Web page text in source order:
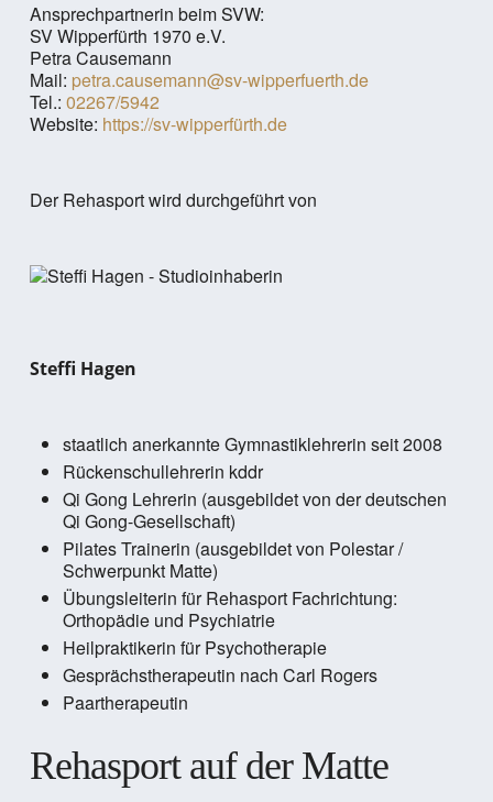
Ansprechpartnerin beim SVW:
SV Wipperfürth 1970 e.V.
Petra Causemann
Mail: petra.causemann@sv-wipperfuerth.de
Tel.: 02267/5942
Website: https://sv-wipperfürth.de
Der Rehasport wird durchgeführt von
Steffi Hagen
staatlich anerkannte Gymnastiklehrerin seit 2008
Rückenschullehrerin kddr
Qi Gong Lehrerin (ausgebildet von der deutschen
Qi Gong-Gesellschaft)
Pilates Trainerin (ausgebildet von Polestar /
Schwerpunkt Matte)
Übungsleiterin für Rehasport Fachrichtung:
Orthopädie und Psychiatrie
Heilpraktikerin für Psychotherapie
Gesprächstherapeutin nach Carl Rogers
Paartherapeutin
Rehasport auf der Matte